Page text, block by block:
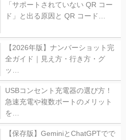
「サポートされていない QR コー
ド」と出る原因と QR コード…
【2026年版】ナンバーショット完
全ガイド｜見え方・行き方・グ
ッ…
USBコンセント充電器の選び方！
急速充電や複数ポートのメリット
を…
【保存版】GeminiとChatGPTでで